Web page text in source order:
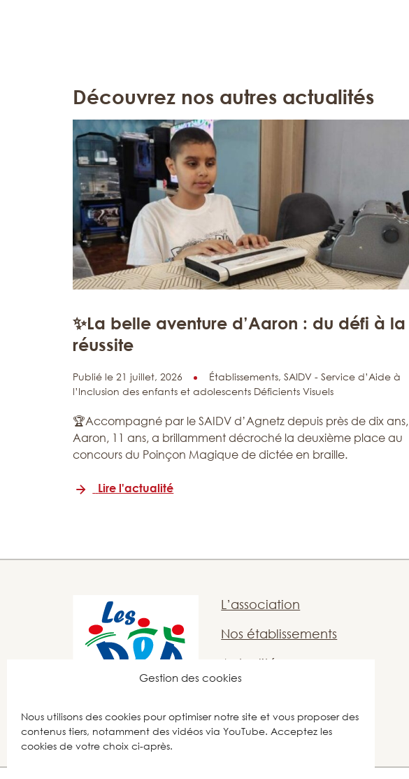
Gestion des cookies
Nous utilisons des cookies pour optimiser notre site et vous proposer des
contenus tiers, notamment des vidéos via YouTube. Acceptez les
cookies de votre choix ci-après.
Découvrez nos autres actualités
✨La belle aventure d’Aaron : du défi à la
réussite
Publié le 21 juillet, 2026 Établissements,SAIDV - Service d’Aide à
l’Inclusion des enfants et adolescents Déficients Visuels
🏆Accompagné par le SAIDV d’Agnetz depuis près de dix ans,
Aaron, 11 ans, a brillamment décroché la deuxième place au
concours du Poinçon Magique de dictée en braille.
Lire l'actualité
L’association
Nos établissements
Actualités
Nous contacter